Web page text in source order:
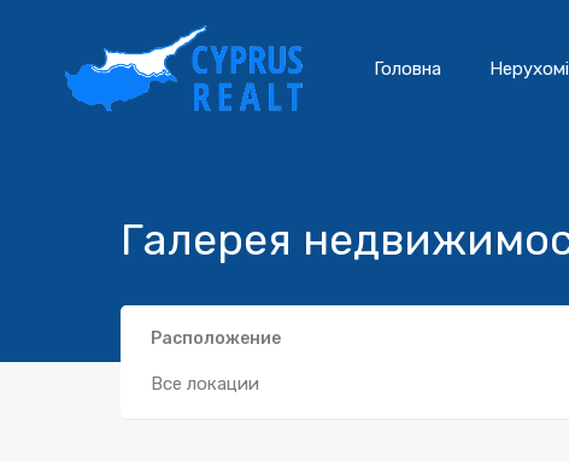
Головна
Галерея
Расположение
Все локации